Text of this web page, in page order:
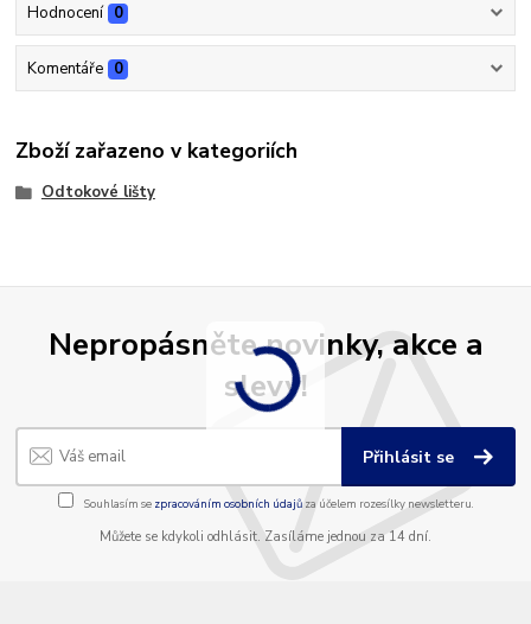
Hodnocení 0
Komentáře 0
Zboží zařazeno v kategoriích
Odtokové lišty
Nepropásněte novinky, akce a
slevy!
Přihlásit se
Souhlasím se zpracováním osobních údajůza účelem rozesílky newsletteru.
Můžete se kdykoli odhlásit. Zasíláme jednou za 14 dní.